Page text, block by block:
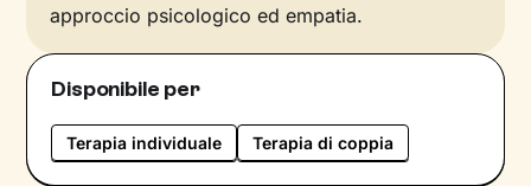
approccio psicologico ed empatia.
Disponibile per
Terapia individuale Terapia di coppia